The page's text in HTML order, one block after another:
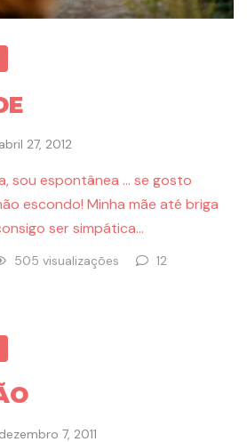
abril 27, 2012
sou espontânea … se gosto
escondo! Minha mãe até briga
ser simpática…
505 visualizações
12
dezembro 7, 2011